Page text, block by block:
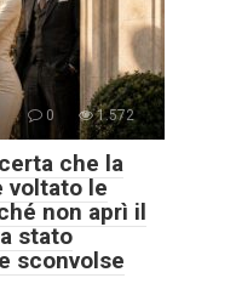
0 1.572
che la
voltato le
non aprì il
stato
sconvolse